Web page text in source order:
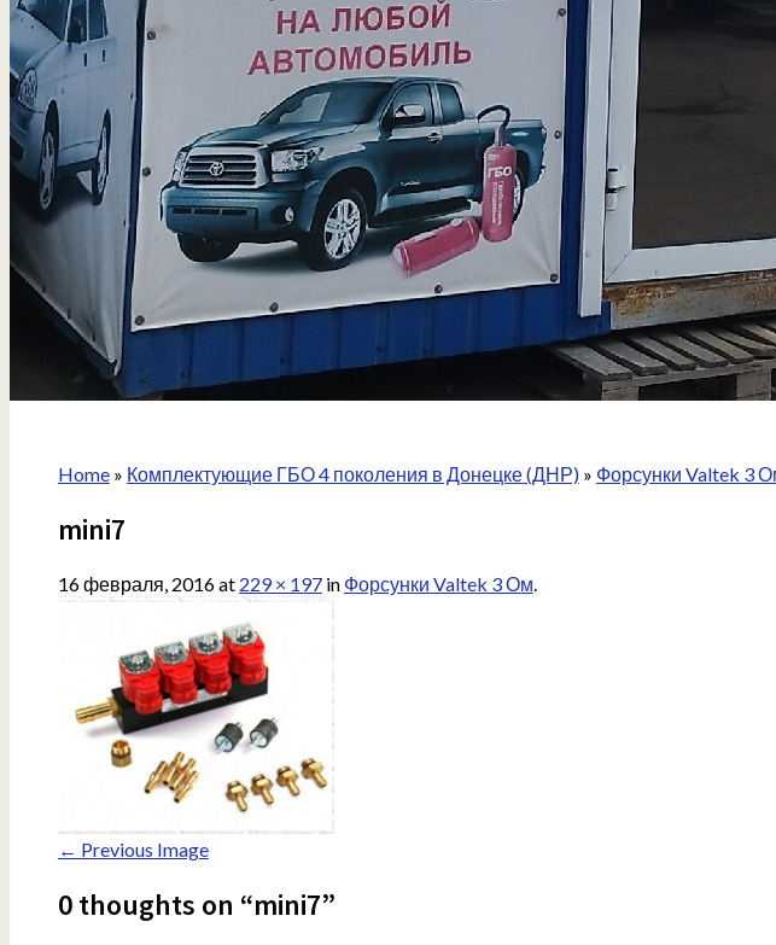
Home» Комплектующие ГБО 4 поколения в Донецке (ДНР)» Форсунки Valtek 3
mini7
16 февраля, 2016at 229 × 197in Форсунки Valtek 3 Ом.
← Previous Image
0 thoughts on “mini7”